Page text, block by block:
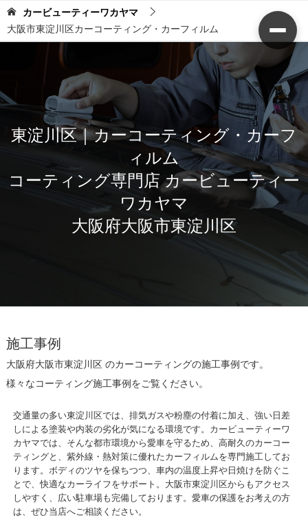
カービューティーワカヤマ
大阪市東淀川区カーコーティング・カーフィルム
東淀川区｜カーコーティング・カーフ
ィルム
コーティング専門店 カービューティー
ワカヤマ
大阪府大阪市東淀川区
施工事例
大阪府大阪市東淀川区 のカーコーティングの施工事例です。
様々なコーティング施工事例をご覧ください。
交通量の多い東淀川区では、排気ガスや粉塵の付着に加え、強い日差
しによる塗装や内装の劣化が気になる環境です。カービューティーワ
カヤマでは、そんな都市環境から愛車を守るため、高耐久のカーコー
ティングと、紫外線・熱対策に優れたカーフィルムを専門施工してお
ります。ボディのツヤを保ちつつ、車内の温度上昇や日焼けを防ぐこ
とで、快適なカーライフをサポート。大阪市東淀川区からもアクセス
しやすく、広い駐車場も完備しております。愛車の保護をお考えの方
は、ぜひ当店へご相談ください。